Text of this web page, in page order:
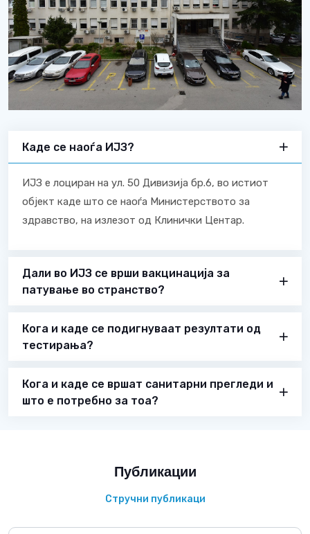
Каде се наоѓа ИЈЗ?
ИЈЗ е лоциран на ул. 50 Дивизија бр.6, во истиот
објект каде што се наоѓа Министерството за
здравство, на излезот од Клинички Центар.
Дали во ИЈЗ се врши вакцинација за
патување во странство?
Кога и каде се подигнуваат резултати од
тестирања?
Кога и каде се вршат санитарни прегледи и
што е потребно за тоа?
Публикации
Стручни публикаци